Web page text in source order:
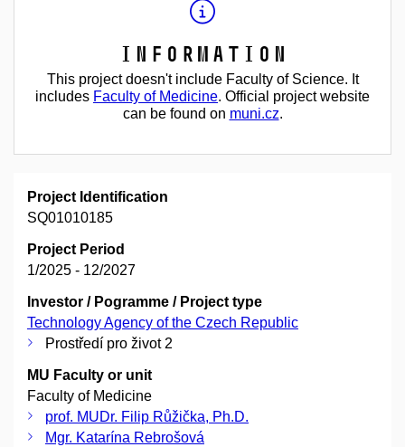
Information
This project doesn't include Faculty of Science. It
includes Faculty of Medicine. Official project website
can be found on muni.cz.
Project Identification
SQ01010185
Project Period
1/2025 - 12/2027
Investor / Pogramme / Project type
Technology Agency of the Czech Republic
Prostředí pro život 2
MU Faculty or unit
Faculty of Medicine
prof. MUDr. Filip Růžička, Ph.D.
Mgr. Katarína Rebrošová